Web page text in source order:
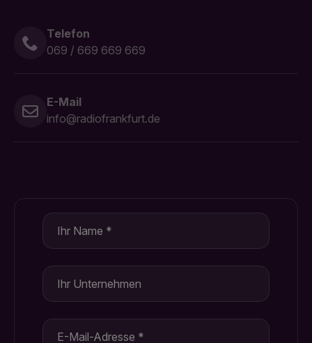
Telefon
069 / 669 669 669
E-Mail
info@radiofrankfurt.de
Name
Unternehmen
E-
Mail